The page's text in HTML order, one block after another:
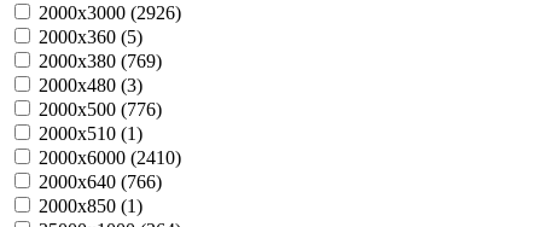
2000х3000 (2926)
2000х360 (5)
2000х380 (769)
2000х480 (3)
2000х500 (776)
2000х510 (1)
2000х6000 (2410)
2000х640 (766)
2000х850 (1)